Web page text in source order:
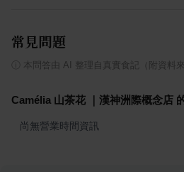
常見問題
本問答由 AI 整理自真實食記（附資料來
Camélia 山茶花 ｜漢神洲際概念店
尚無營業時間資訊